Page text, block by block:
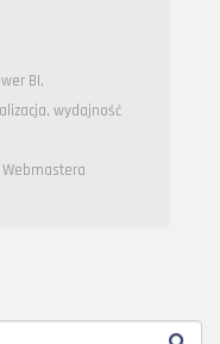
BI,
, wydajność